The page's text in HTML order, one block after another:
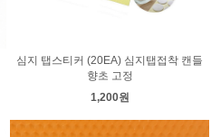
심지 탭스티커 (20EA) 심지탭접착 캔들
향초 고정
1,200원